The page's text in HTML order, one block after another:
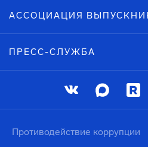
АССОЦИАЦИЯ
ПРЕСС-СЛУЖБА
Противодействие коррупции